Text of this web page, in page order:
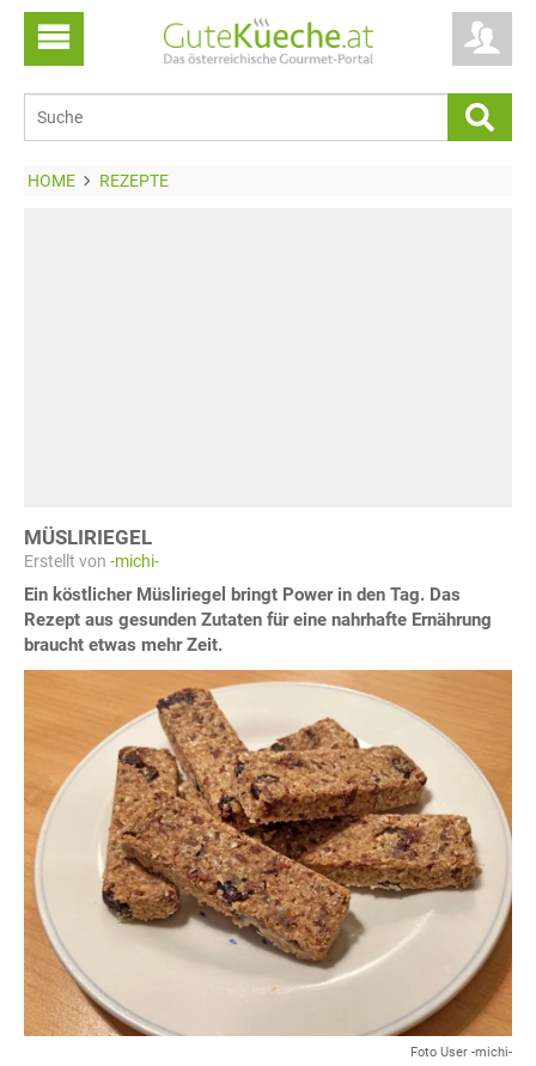
HOME REZEPTE
MÜSLIRIEGEL
Erstellt von -michi-
Ein köstlicher Müsliriegel bringt Power in den Tag. Das
Rezept aus gesunden Zutaten für eine nahrhafte Ernährung
braucht etwas mehr Zeit.
Foto User -michi-